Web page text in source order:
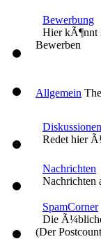
Bewerbung
Hier kÃ¶nnt
Bewerben
Allgemein
Diskussionen
Redet hier
Nachrichten
Nachrichten
SpamCorner
Die
(Der